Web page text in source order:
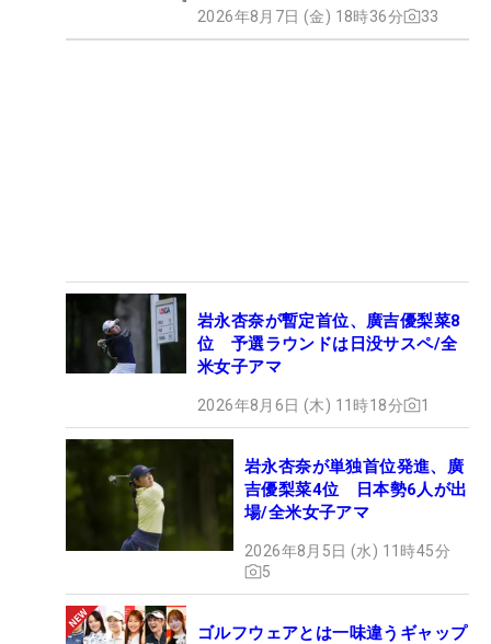
2026年8月7日 (金) 18時36分 33
岩永杏奈が暫定首位、廣吉優梨菜8
位 予選ラウンドは日没サスペ/全
米女子アマ
2026年8月6日 (木) 11時18分 1
岩永杏奈が単独首位発進、廣
吉優梨菜4位 日本勢6人が出
場/全米女子アマ
2026年8月5日 (水) 11時45分
5
ゴルフウェアとは一味違うギャップ